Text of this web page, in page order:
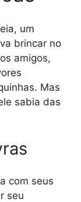
um
brincar no
amigos,
Mas
sabia das
com seus
seu